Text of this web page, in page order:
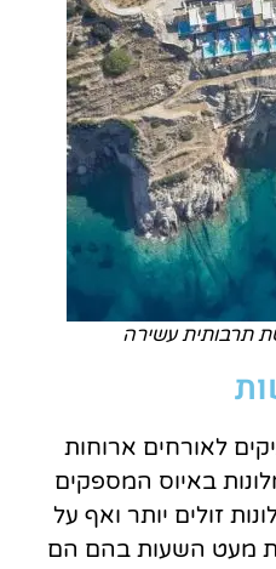
תרבותית עשירה
לאורחים ארוחות
באיוס המספקים
זולים יותר ואף על
את מעט השעות בהם הם